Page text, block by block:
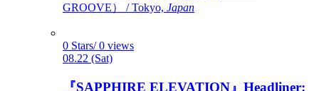
GROOVE） / Tokyo, Japan
0 Stars/ 0 views
08.22 (Sat)
『SAPPHIRE ELEVATION』Headliner: